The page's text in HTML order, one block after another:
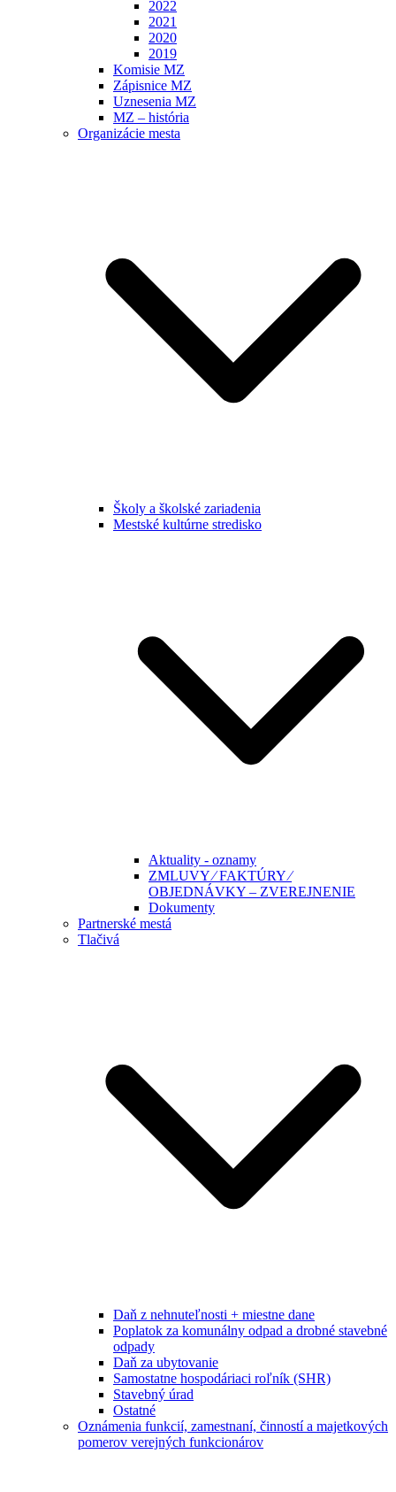
2022
2021
2020
2019
Komisie MZ
Zápisnice MZ
Uznesenia MZ
MZ – história
Organizácie mesta
Školy a školské zariadenia
Mestské kultúrne stredisko
Aktuality - oznamy
ZMLUVY ⁄ FAKTÚRY ⁄
OBJEDNÁVKY – ZVEREJNENIE
Dokumenty
Partnerské mestá
Tlačivá
Daň z nehnuteľnosti + miestne dane
Poplatok za komunálny odpad a drobné stavebné
odpady
Daň za ubytovanie
Samostatne hospodáriaci roľník (SHR)
Stavebný úrad
Ostatné
Oznámenia funkcií, zamestnaní, činností a majetkových
pomerov verejných funkcionárov